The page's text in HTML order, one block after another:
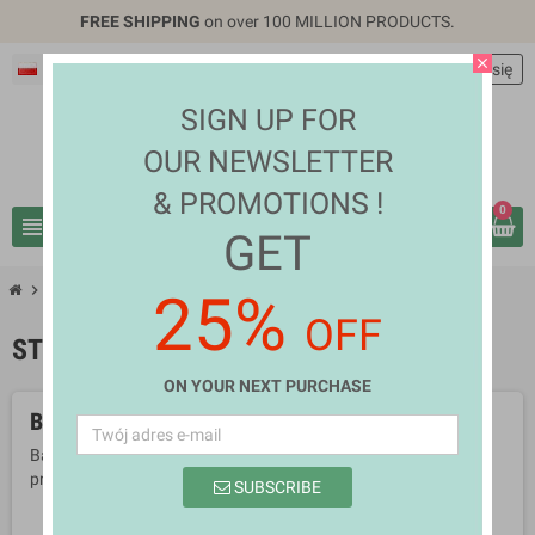
FREE SHIPPING on over 100 MILLION PRODUCTS.
Polski EUR €
view_headline
personZaloguj się
0
chevron_right
STATIONERY
Brak dostępnych produktów.
Bądźcie czujni! W tym miejscu zostanie wyświetlonych więcej
produktów w miarę ich dodawania.
close
SIGN UP FOR
OUR NEWSLETTER
& PROMOTIONS !
GET
25% OFF
ON YOUR NEXT PURCHASE
SUBSCRIBE